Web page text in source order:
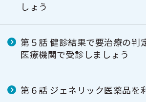
しょう
第５話 健診結果で要治療の判
医療機関で受診しましょう
第６話 ジェネリック医薬品を